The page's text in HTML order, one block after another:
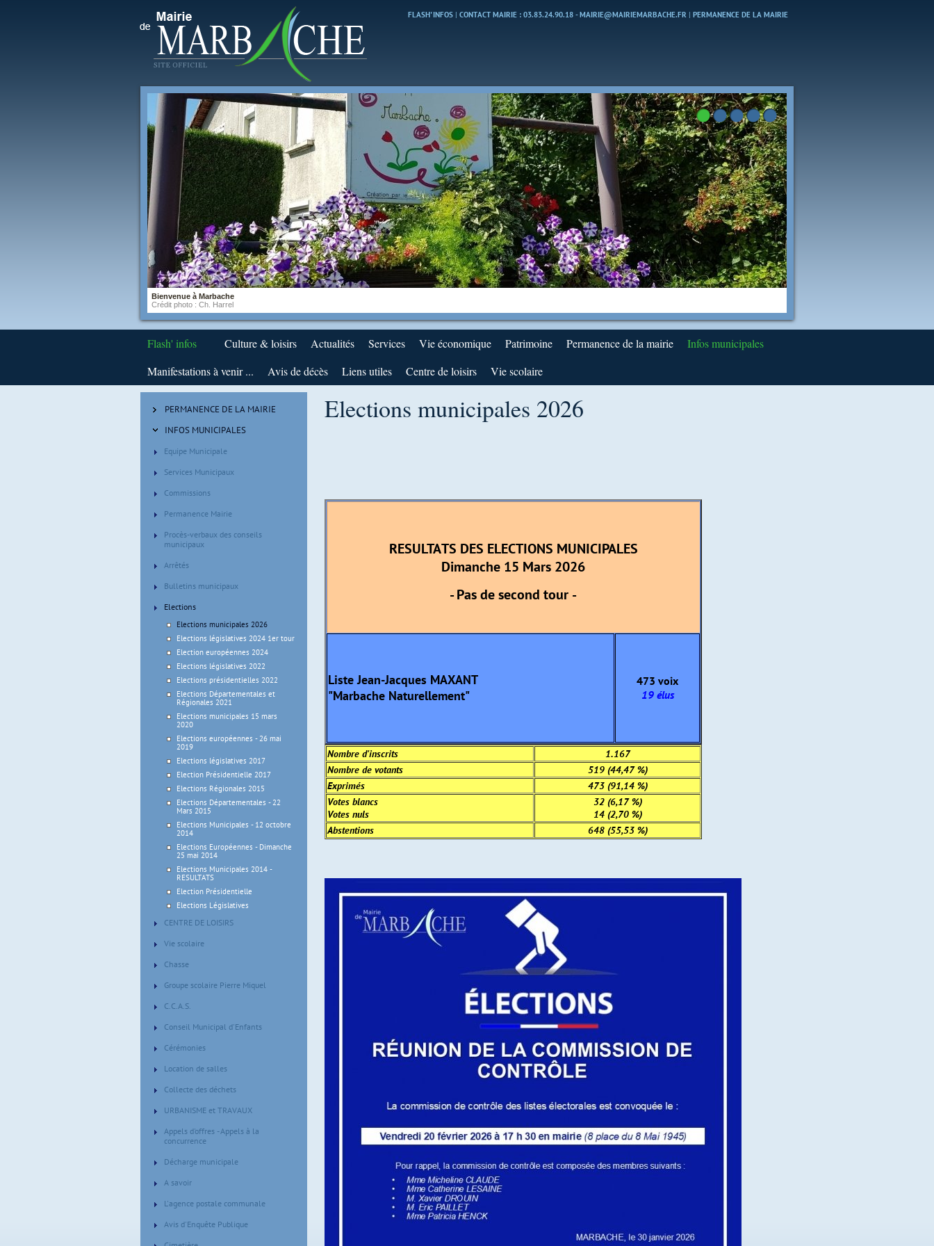
FLASH' INFOS | CONTACT MAIRIE : 03.83.24.90.18 - MAIRIE@MAIRIEMARBACHE.FR | PERMANENCE DE LA MAIRIE
Bienvenue à Marbache
Crédit photo : Ch. Harrel
Flash' infos Culture & loisirs Actualités Services Vie économique Patrimoine Permanence de la mairie
Infos municipales
Manifestations à venir ...
Avis de décès Liens utiles Centre de loisirs Vie scolaire
PERMANENCE DE LA MAIRIE
INFOS MUNICIPALES
Equipe Municipale
Services Municipaux
Commissions
Permanence Mairie
Procès-verbaux des conseils
municipaux
Arrêtés
Bulletins municipaux
Elections
Elections municipales 2026
Elections législatives 2024 1er tour
Election européennes 2024
Elections législatives 2022
Elections présidentielles 2022
Elections Départementales et
Régionales 2021
Elections municipales 15 mars
2020
Elections européennes - 26 mai
2019
Elections législatives 2017
Election Présidentielle 2017
Elections Régionales 2015
Elections Départementales - 22
Mars 2015
Elections Municipales - 12 octobre
2014
Elections Européennes - Dimanche
25 mai 2014
Elections Municipales 2014 -
RESULTATS
Election Présidentielle
Elections Législatives
CENTRE DE LOISIRS
Vie scolaire
Chasse
Groupe scolaire Pierre Miquel
C.C.A.S.
Conseil Municipal d'Enfants
Cérémonies
Location de salles
Collecte des déchets
URBANISME et TRAVAUX
Appels d'offres - Appels à la
concurrence
Décharge municipale
A savoir
L'agence postale communale
Avis d'Enquête Publique
Elections municipales 2026
RESULTATS DES ELECTIONS MUNICIPALES
Dimanche 15 Mars 2026
- Pas de second tour -
Liste Jean-Jacques MAXANT
"Marbache Naturellement"
473 voix
19 élus
Nombre d'inscrits
1.167
Nombre de votants
519 (44,47 %)
Exprimés
473 (91,14 %)
Votes blancs
Votes nuls
32 (6,17 %)
14 (2,70 %)
Abstentions
648 (55,53 %)